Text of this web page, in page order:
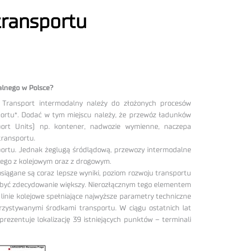
w Polsce?
Transport intermodalny należy do złożonych procesów
Dodać w tym miejscu należy, że przewóz ładunków
Units) np. kontener, nadwozie wymienne, naczepa
Jednak żeglugą śródlądową, przewozy intermodalne
z kolejowym oraz z drogowym.
są coraz lepsze wyniki, poziom rozwoju transportu
zdecydowanie większy. Nierozłącznym tego elementem
kolejowe spełniające najwyższe parametry techniczne
środkami transportu. W ciągu ostatnich lat
lokalizację 39 istniejących punktów – terminali